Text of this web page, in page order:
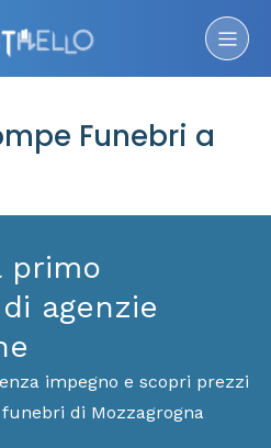
Funebri a
primo
agenzie
impegno e scopri prezzi
di Mozzagrogna